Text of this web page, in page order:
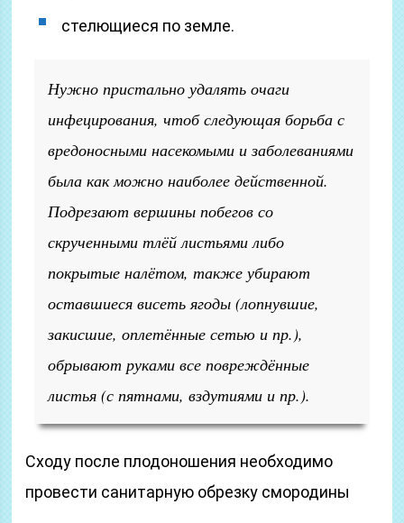
стелющиеся по земле.
Нужно пристально удалять очаги
инфецирования, чтоб следующая борьба с
вредоносными насекомыми и заболеваниями
была как можно наиболее действенной.
Подрезают вершины побегов со
скрученными тлёй листьями либо
покрытые налётом, также убирают
оставшиеся висеть ягоды (лопнувшие,
закисшие, оплетённые сетью и пр.),
обрывают руками все повреждённые
листья (с пятнами, вздутиями и пр.).
Сходу после плодоношения необходимо
провести санитарную обрезку смородины